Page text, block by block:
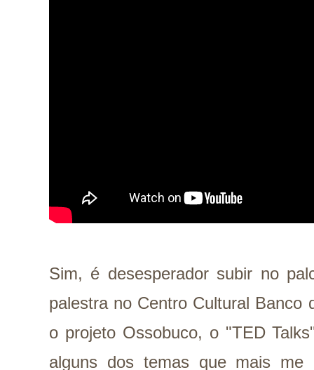
Sim, é desesperador subir no
palestra no Centro Cultural Banco
o projeto Ossobuco, o "TED
alguns dos temas que mais me